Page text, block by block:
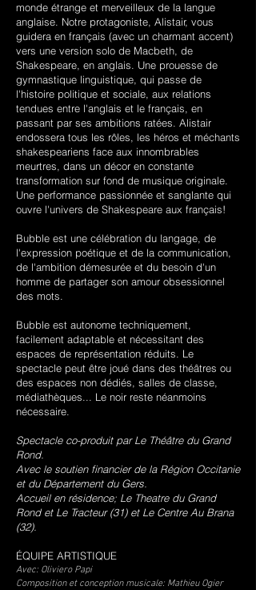
monde étrange et merveilleux de la langue
anglaise. Notre protagoniste, Alistair, vous
guidera en français (avec un charmant accent)
vers une version solo de Macbeth, de
Shakespeare, en anglais. Une prouesse de
gymnastique linguistique, qui passe de
l'histoire politique et sociale, aux relations
tendues entre l'anglais et le français, en
passant par ses ambitions ratées. Alistair
endossera tous les rôles, les héros et méchants
shakespeariens face aux innombrables
meurtres, dans un décor en constante
transformation sur fond de musique originale.
Une performance passionnée et sanglante qui
ouvre l'univers de Shakespeare aux français!
Bubble est une célébration du langage, de
l'expression poétique et de la communication,
de l'ambition démesurée et du besoin d'un
homme de partager son amour obsessionnel
des mots.
Bubble est autonome techniquement,
facilement adaptable et nécessitant des
espaces de représentation réduits. Le
spectacle peut être joué dans des théâtres ou
des espaces non dédiés, salles de classe,
médiathèques... Le noir reste néanmoins
nécessaire.
Spectacle co-produit par Le Théâtre du Grand
Rond.
Avec le soutien financier de la Région Occitanie
et du Département du Gers.
Accueil en résidence; Le Theatre du Grand
Rond et Le Tracteur (31) et Le Centre Au Brana
(32).
ÉQUIPE ARTISTIQUE
Avec: Oliviero Papi
Composition et conception musicale: Mathieu Ogier